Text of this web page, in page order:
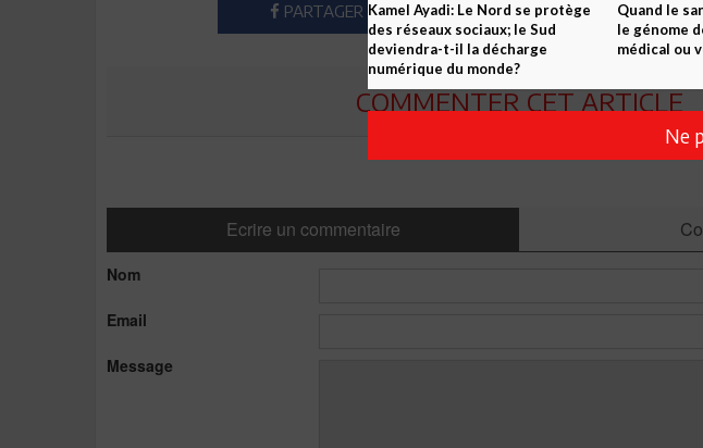
PARTAGER TWEETER
COMMENTER CET ARTICLE
Ecrire un commentaire
Nom
Email
Message
Kamel Ayadi: Le Nord se protège
des réseaux sociaux; le Sud
deviendra-t-il la décharge
numérique du monde?
Quand le
le génome
médical ou
Ne